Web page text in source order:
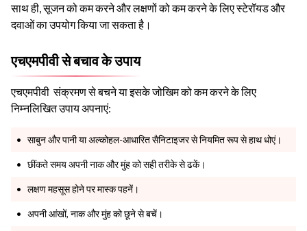
साथ ही, सूजन को कम करने और लक्षणों को कम करने के लिए स्टेरॉयड और
दवाओं का उपयोग किया जा सकता है।
एचएमपीवी से बचाव के उपाय
एचएमपीवी संक्रमण से बचने या इसके जोखिम को कम करने के लिए
निम्नलिखित उपाय अपनाएं:
साबुन और पानी या अल्कोहल-आधारित सैनिटाइजर से नियमित रूप से हाथ धोएं।
छींकते समय अपनी नाक और मुंह को सही तरीके से ढकें।
लक्षण महसूस होने पर मास्क पहनें।
अपनी आंखों, नाक और मुंह को छूने से बचें।